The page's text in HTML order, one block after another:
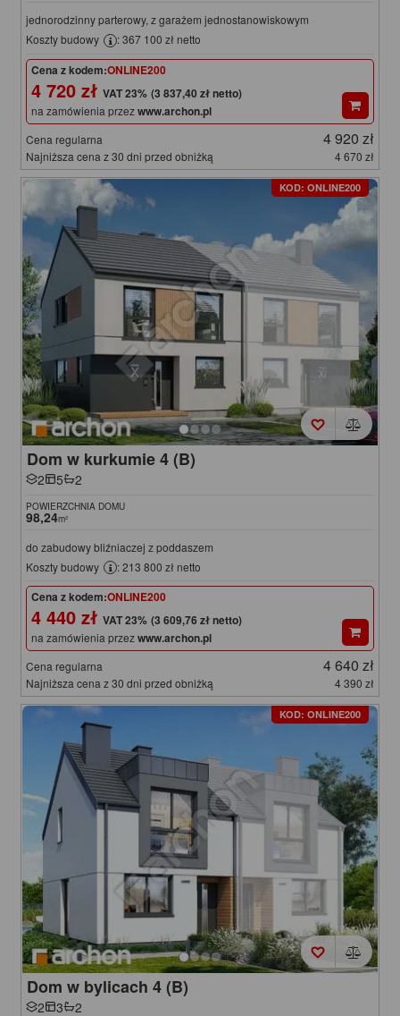
jednorodzinny parterowy, z garażem jednostanowiskowym
Koszty budowy
: 367 100 zł netto
Cena z kodem:ONLINE200
4 720 zł (3 837,40 zł netto)
na zamówienia przezwww.archon.pl
Cena regularna 4 920 zł
Najniższa cena z 30 dni przed obniżką 4 670 zł
KOD: ONLINE200
Dom w kurkumie 4 (B)
2 5 2
POWIERZCHNIA DOMU
98,24m²
do zabudowy bliźniaczej z poddaszem
Koszty budowy
: 213 800 zł netto
Cena z kodem:ONLINE200
4 440 zł (3 609,76 zł netto)
na zamówienia przezwww.archon.pl
Cena regularna 4 640 zł
Najniższa cena z 30 dni przed obniżką 4 390 zł
KOD: ONLINE200
Dom w bylicach 4 (B)
2 3 2